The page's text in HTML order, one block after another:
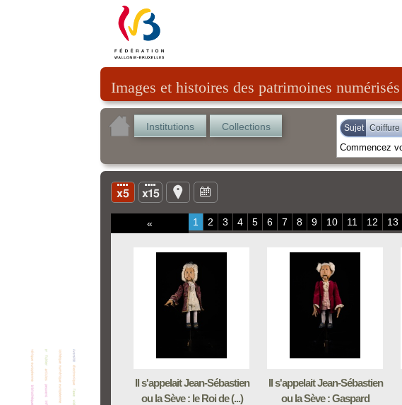
Images et histoires des patrimoines numérisés
Institutions Collections Sujet Coiffure
« 1 2 3 4 5 6 7 8 9 10 11 12 13
Il s'appelait Jean-Sébastien
ou la Sève : le Roi de (...)
Il s'appelait Jean-Sébastien
ou la Sève : Gaspard